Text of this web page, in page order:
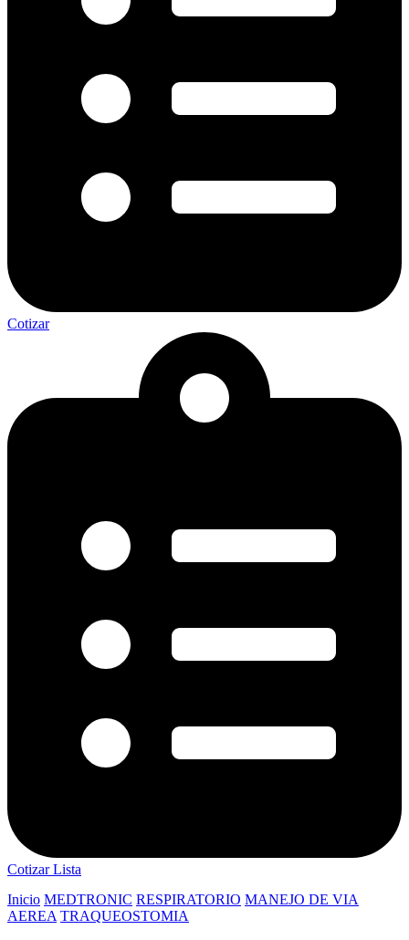
Cotizar
Cotizar Lista
Inicio MEDTRONIC RESPIRATORIO MANEJO DE VIA
AEREA TRAQUEOSTOMIA